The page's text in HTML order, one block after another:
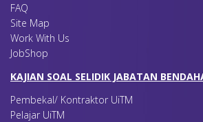
FAQ
Site Map
Work With Us
JobShop
KAJIAN SOAL SELIDIK JABATAN
Pembekal/ Kontraktor UiTM
Pelajar UiTM